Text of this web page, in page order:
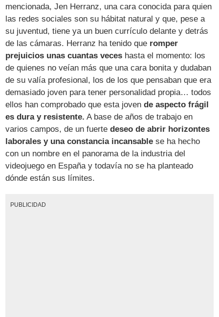
mencionada, Jen Herranz, una cara conocida para quien
las redes sociales son su hábitat natural y que, pese a
su juventud, tiene ya un buen currículo delante y detrás
de las cámaras. Herranz ha tenido que romper
prejuicios unas cuantas veces hasta el momento: los
de quienes no veían más que una cara bonita y dudaban
de su valía profesional, los de los que pensaban que era
demasiado joven para tener personalidad propia… todos
ellos han comprobado que esta jovende aspecto frágil
es dura y resistente. A base de años de trabajo en
varios campos, de un fuertedeseo de abrir horizontes
laborales y una constancia incansable se ha hecho
con un nombre en el panorama de la industria del
videojuego en España y todavía no se ha planteado
dónde están sus límites.
PUBLICIDAD